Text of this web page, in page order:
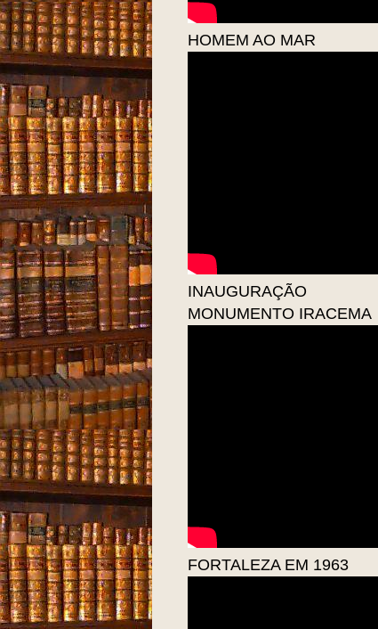
HOMEM AO MAR
INAUGURAÇÃO
MONUMENTO IRACEMA
FORTALEZA EM 1963